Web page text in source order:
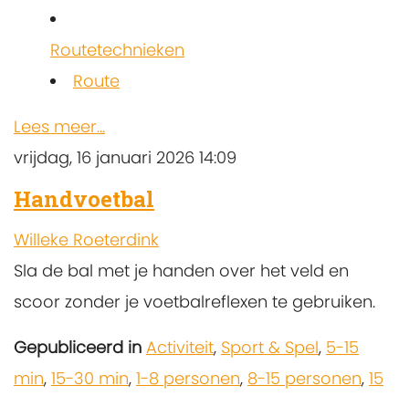
Routetechnieken
Route
Lees meer...
vrijdag, 16 januari 2026 14:09
Handvoetbal
Willeke Roeterdink
Sla de bal met je handen over het veld en
scoor zonder je voetbalreflexen te gebruiken.
Gepubliceerd in Activiteit, Sport & Spel, 5-15
min, 15-30 min, 1-8 personen, 8-15 personen, 15